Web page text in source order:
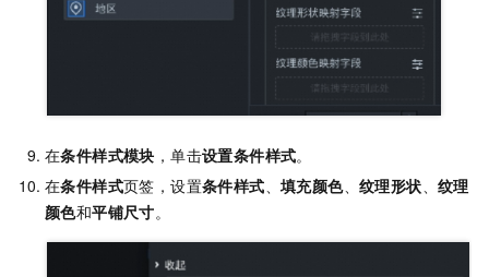
在条件样式模块 ，单击设置条件样式。
在条件样式页签，设置条件样式 、填充颜色、纹理形状 、纹理
颜色和平铺尺寸。